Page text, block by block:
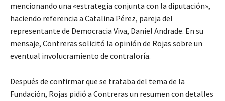
mencionando una «estrategia conjunta con la diputación»,
haciendo referencia a Catalina Pérez, pareja del
representante de Democracia Viva, Daniel Andrade. En su
mensaje, Contreras solicitó la opinión de Rojas sobre un
eventual involucramiento de contraloría.
Después de confirmar que se trataba del tema de la
Fundación, Rojas pidió a Contreras un resumen con detalles